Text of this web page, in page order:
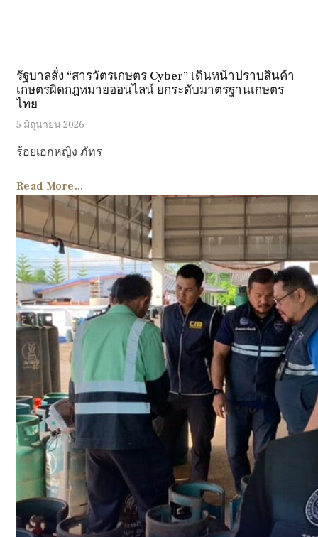
รัฐบาลสั่ง “สารวัตรเกษตร Cyber” เดินหน้าปราบสินค้า
เกษตรผิดกฎหมายออนไลน์ ยกระดับมาตรฐานเกษตร
ไทย
5 มิถุนายน 2026
ร้อยเอกหญิง ภัทร
Read More...